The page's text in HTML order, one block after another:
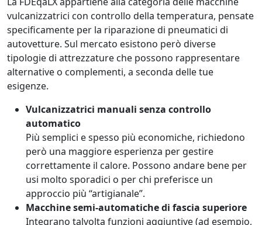
vulcanizzatrici con controllo della temperatura, pensate
specificamente per la riparazione di pneumatici di
autovetture. Sul mercato esistono però diverse
tipologie di attrezzature che possono rappresentare
alternative o complementi, a seconda delle tue
esigenze.
Vulcanizzatrici manuali senza controllo
automatico
Più semplici e spesso più economiche, richiedono
però una maggiore esperienza per gestire
correttamente il calore. Possono andare bene per
usi molto sporadici o per chi preferisce un
approccio più “artigianale”.
Macchine semi-automatiche di fascia superiore
Integrano talvolta funzioni aggiuntive (ad esempio,